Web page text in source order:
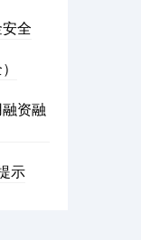
全
资融
示